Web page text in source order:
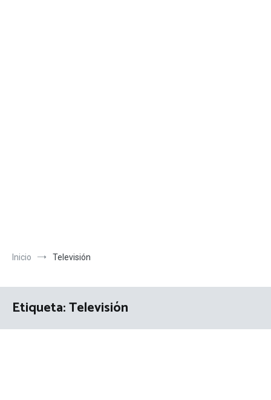
Inicio Televisión
Etiqueta:Televisión